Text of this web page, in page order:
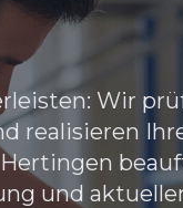
Wir
realisieren
und